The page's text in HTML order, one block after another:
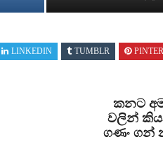
LINKEDIN TUMBLR
කනට
වලින්
ගණං ගන්